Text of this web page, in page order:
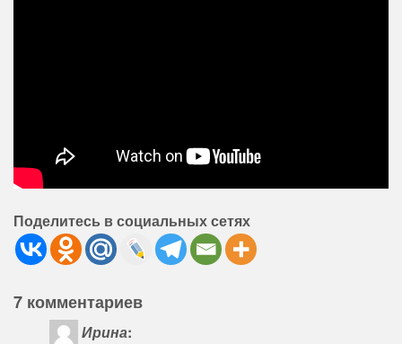
Поделитесь в социальных сетях
7 комментариев
Ирина: